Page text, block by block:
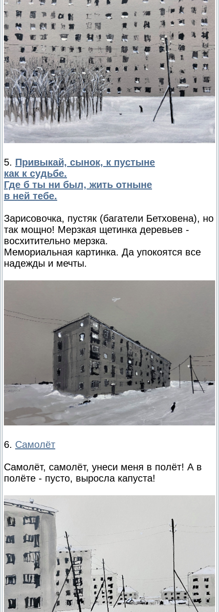
5. Привыкай, сынок, к пустыне
как к судьбе.
Где б ты ни был, жить отныне
в ней тебе.
Зарисовочка, пустяк (багатели Бетховена), но
так мощно! Мерзкая щетинка деревьев -
восхитительно мерзка.
Мемориальная картинка. Да упокоятся все
надежды и мечты.
6. Самолёт
Самолёт, самолёт, унеси меня в полёт! А в
полёте - пусто, выросла капуста!